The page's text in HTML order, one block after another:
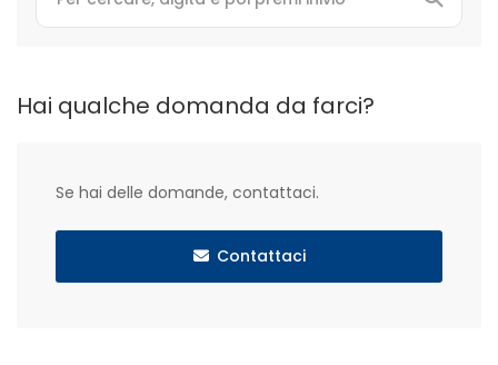
Hai qualche domanda da farci?
Se hai delle domande, contattaci.
Contattaci